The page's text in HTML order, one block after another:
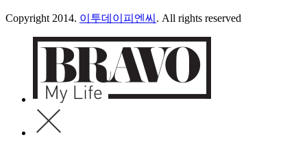
Copyright 2014. 이투데이피엔씨 . All rights reserved